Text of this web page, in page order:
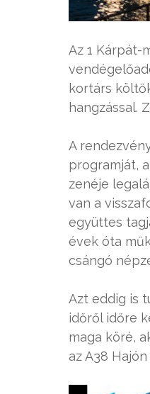
Az 1 Kárpát-
kortárs
hangzással.
A
programját,
zenéje
van a
együttes
évek óta
csángó
Azt eddig is
időről időre
maga köré,
az A38